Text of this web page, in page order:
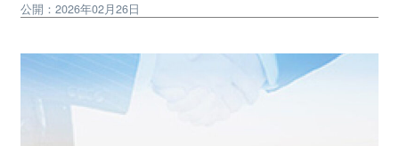
公開：2026年02月26日